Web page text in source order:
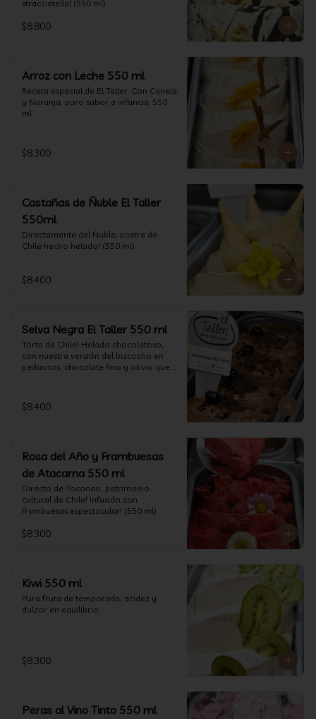
stracciatella! (550 ml)
$8.800
Arroz con Leche 550 ml
Receta especial de El Taller. Con Canela
y Naranja, puro sabor a infancia. 550
ml
$8.300
Castañas de Ñuble El Taller
550ml
Directamente del Ñuble, postre de
Chile hecho helado! (550 ml)
$8.400
Selva Negra El Taller 550 ml
Torta de Chile! Helado chocolatoso,
con nuestra versión del bizcocho en
pedacitos, chocolate fino y obvio que
$8.400
Rosa del Año y Frambuesas
de Atacama 550 ml
Directo de Toconao, patrimonio
cultural de Chile! Infusión con
frambuesas espectacular! (550 ml)
$8.300
Kiwi 550 ml
Pura fruta de temporada, acidez y
dulzor en equilibrio.
$8.300
Peras al Vino Tinto 550 ml